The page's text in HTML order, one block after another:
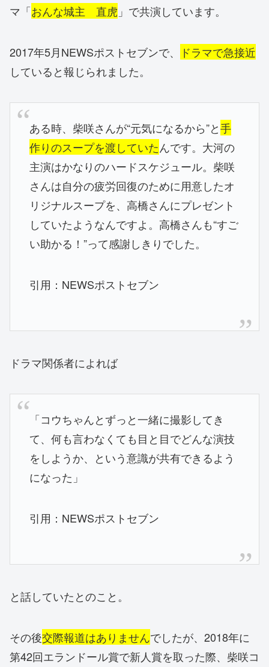
マ「おんな城主 直虎 」で共演しています。
2017年5月NEWSポストセブンで、
ドラマで急接近
していると報じられました。
ある時、柴咲さんが“元気になるから”と手
作りのスープを渡していたんです。大河の
主演はかなりのハードスケジュール。柴咲
さんは自分の疲労回復のために用意したオ
リジナルスープを、高橋さんにプレゼント
していたようなんですよ。高橋さんも“すご
い助かる！”って感謝しきりでした。
引用：NEWSポストセブン
ドラマ関係者によれば
「コウちゃんとずっと一緒に撮影してき
て、何も言わなくても目と目でどんな演技
をしようか、という意識が共有できるよう
になった」
引用：NEWSポストセブン
と話していたとのこと。
その後交際報道はありませんでしたが、2018年に
第42回エランドール賞で新人賞を取った際、柴咲コ